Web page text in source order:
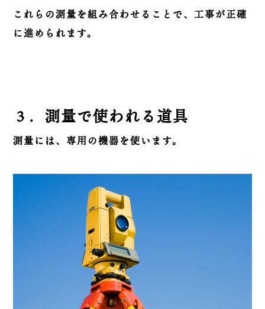
これらの測量を組み合わせることで、工事が正確
に進められます。
３．測量で使われる道具
測量には、専用の機器を使います。